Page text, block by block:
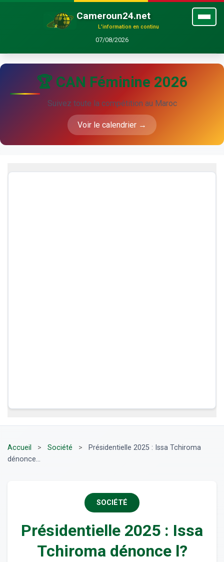
Cameroun24.net
L'information en continu
07/08/2026
🏆 CAN Féminine 2026
Suivez toute la compétition au Maroc
Voir le calendrier →
Accueil > Société >
Présidentielle 2025 : Issa Tchiroma
dénonce...
SOCIÉTÉ
Présidentielle 2025 : Issa
Tchiroma dénonce l?